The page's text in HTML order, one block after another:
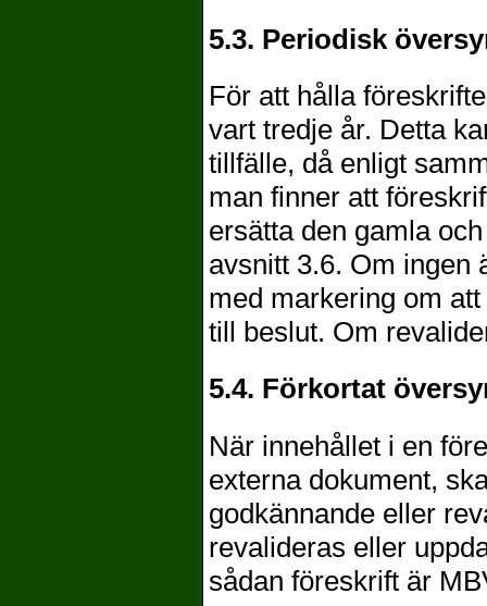
5.3. Periodisk
För att hålla
vart tredje år. Detta
tillfälle, då enligt
man finner att
ersätta den gamla
avsnitt 3.6. Om ingen
med markering om
till beslut. Om
5.4. Förkortat
När innehållet i en
externa dokument,
godkännande eller
revalideras eller
sådan föreskrift är